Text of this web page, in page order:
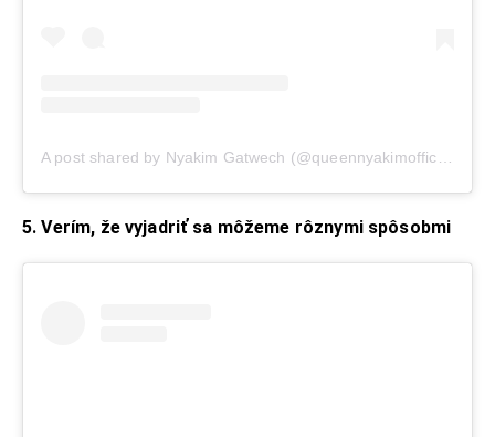
A post shared by Nyakim Gatwech (@queennyakimofficial)
5. Verím, že vyjadriť sa môžeme rôznymi spôsobmi